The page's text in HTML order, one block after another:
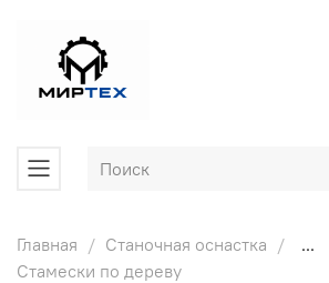
Главная Станочная оснастка
...
Стамески по дереву